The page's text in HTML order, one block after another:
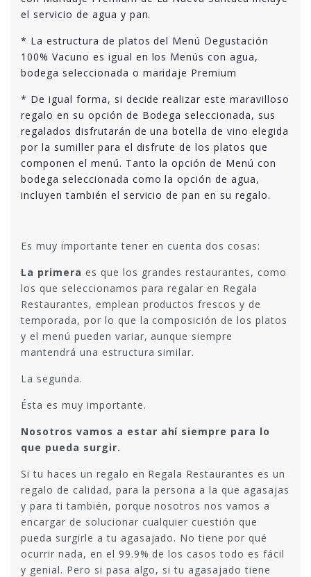
el servicio de agua y pan.
* La estructura de platos del Menú Degustación
100% Vacuno es igual en los Menús con agua,
bodega seleccionada o maridaje Premium
* De igual forma, si decide realizar este maravilloso
regalo en su opción de Bodega seleccionada, sus
regalados disfrutarán de una botella de vino elegida
por la sumiller para el disfrute de los platos que
componen el menú. Tanto la opción de Menú con
bodega seleccionada como la opción de agua,
incluyen también el servicio de pan en su regalo.
Es muy importante tener en cuenta dos cosas:
La primera es que los grandes restaurantes, como
los que seleccionamos para regalar en Regala
Restaurantes, emplean productos frescos y de
temporada, por lo que la composición de los platos
y el menú pueden variar, aunque siempre
mantendrá una estructura similar.
La segunda.
Ésta es muy importante.
Nosotros vamos a estar ahí siempre para lo
que pueda surgir.
Si tu haces un regalo en Regala Restaurantes es un
regalo de calidad, para la persona a la que agasajas
y para ti también, porque nosotros nos vamos a
encargar de solucionar cualquier cuestión que
pueda surgirle a tu agasajado. No tiene por qué
ocurrir nada, en el 99.9% de los casos todo es fácil
y genial. Pero si pasa algo, si tu agasajado tiene